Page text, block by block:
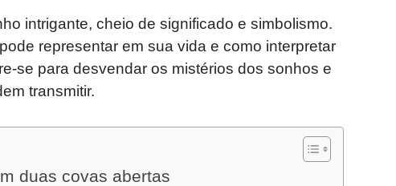
intrigante, cheio de significado e simbolismo.
representar em sua vida e como interpretar
se para desvendar os mistérios dos sonhos e
transmitir.
duas covas abertas